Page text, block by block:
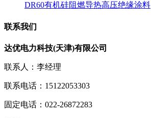
DR60有机硅阻燃导热高压绝缘涂料
联系我们
达优电力科技(天津)有限公司
联系人：李经理
联系电话：15122053303
固定电话：022-26872283